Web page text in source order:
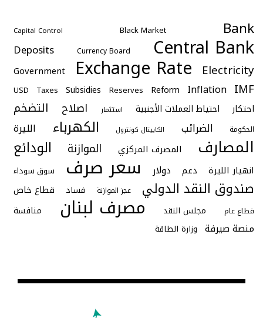
Bank
Black Market
Capital Control
Central Bank
Currency Board
Deposits
Electricity
Exchange Rate
Government
IMF
Inflation
Reform
Reserves
Subsidies
Taxes
USD
احتكار احتياط العملات الأجنبية استثمار اصلاح التضخم
الحكومة الضرائب الكابيتال كونترول الكهرباء الليرة
المصارف المصرف المركزي الموازنة الودائع
انهيار الليرة دعم دولار سعر صرف سوق سوداء
صندوق النقد الدولي عجز الموازنة فساد قطاع خاص
قطاع عام مجلس النقد مصرف لبنان منافسة
منصة صيرفة وزارة الطاقة